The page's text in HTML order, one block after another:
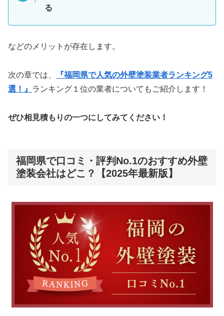
る
などのメリットが存在します。
次の章では、
『福岡県で人気の外壁塗装業者ランキング5
選！』 ランキング１位の業者についてもご紹介します！
ぜひ相見積もりの一つにしてみてください！
福岡県で口コミ・評判No.1のおすすめ外壁
塗装会社はどこ？【2025年最新版】